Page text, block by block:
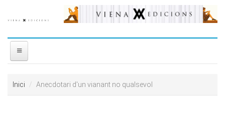
Inici Anecdotari d'un vianant no qualsevol